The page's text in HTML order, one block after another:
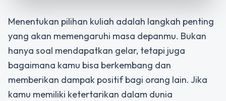
Menentukan pilihan kuliah adalah langkah penting
yang akan memengaruhi masa depanmu. Bukan
hanya soal mendapatkan gelar, tetapi juga
bagaimana kamu bisa berkembang dan
memberikan dampak positif bagi orang lain. Jika
kamu memiliki ketertarikan dalam dunia